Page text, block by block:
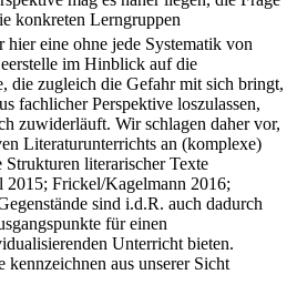
konkreten Lerngruppen
hier eine ohne jede Systematik von
im Hinblick auf die
die zugleich die Gefahr mit sich bringt,
fachlicher Perspektive loszulassen,
zuwiderläuft. Wir schlagen daher vor,
Literaturunterrichts an (komplexe)
Strukturen literarischer Texte
Frickel/Kagelmann 2016;
sind i.d.R. auch dadurch
für einen
Unterricht bieten.
kennzeichnen aus unserer Sicht